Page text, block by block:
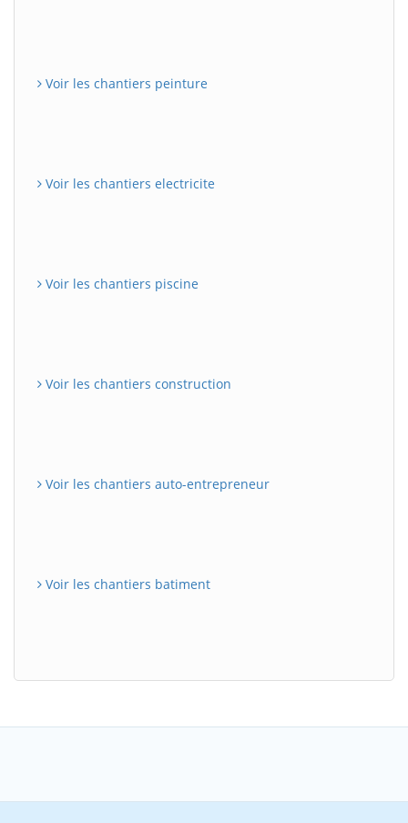
Voir les chantiers peinture
Voir les chantiers electricite
Voir les chantiers piscine
Voir les chantiers construction
Voir les chantiers auto-entrepreneur
Voir les chantiers batiment